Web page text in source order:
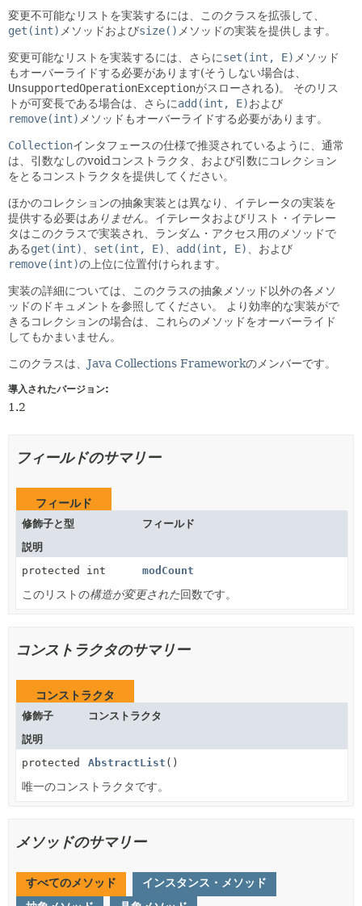
変更不可能なリストを実装するには、このクラスを拡張して、
get(int) メソッドおよびsize() メソッドの実装を提供します。
変更可能なリストを実装するには、さらにset(int, E) メソッド
もオーバーライドする必要があります(そうしない場合は、
UnsupportedOperationExceptionがスローされる)。
そのリス
トが可変長である場合は、さらにadd(int, E)および
remove(int) メソッドもオーバーライドする必要があります。
Collectionインタフェースの仕様で推奨されているように、通常
は、引数なしのvoidコンストラクタ、および引数にコレクション
をとるコンストラクタを提供してください。
ほかのコレクションの抽象実装とは異なり、イテレータの実装を
提供する必要はありません。イテレータおよびリスト・イテレー
タはこのクラスで実装され、ランダム・アクセス用のメソッドで
あるget(int) set(int, E) add(int, E)
、および
remove(int)の上位に位置付けられます。
実装の詳細については、このクラスの抽象メソッド以外の各メソ
ッドのドキュメントを参照してください。
より効率的な実装がで
きるコレクションの場合は、これらのメソッドをオーバーライド
してもかまいません。
このクラスは、 Java Collections Frameworkのメンバーです。
導入されたバージョン:
1.2
フィールドのサマリー
フィールド
修飾子と型
フィールド
説明
protected int
modCount
このリストの構造が変更された回数です。
コンストラクタのサマリー
コンストラクタ
修飾子
コンストラクタ
説明
protected
AbstractList ()
唯一のコンストラクタです。
メソッドのサマリー
すべてのメソッド
インスタンス・メソッド